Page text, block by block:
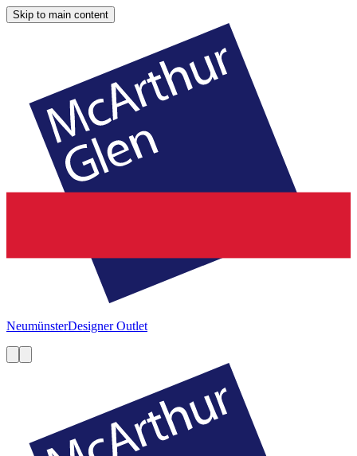
Skip to main content
NeumünsterDesigner Outlet